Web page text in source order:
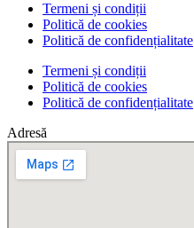
Termeni și condiții
Politică de cookies
Politică de confidențialitate
Termeni și condiții
Politică de cookies
Politică de confidențialitate
Adresă